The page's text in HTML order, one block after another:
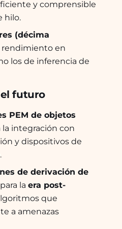
y comprensible
hilo.
(décima
rendimiento en
los de inferencia de
futuro
PEM de objetos
la integración con
y dispositivos de
de derivación de
la era post-
que
a amenazas